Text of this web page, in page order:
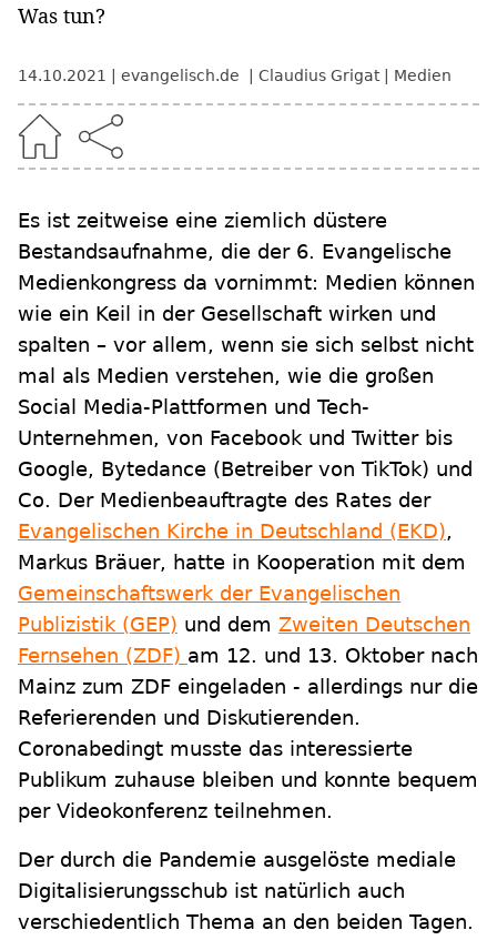
Was tun?
14.10.2021 evangelisch.de Claudius Grigat Medien
Es ist zeitweise eine ziemlich düstere
Bestandsaufnahme, die der 6. Evangelische
Medienkongress da vornimmt: Medien können
wie ein Keil in der Gesellschaft wirken und
spalten – vor allem, wenn sie sich selbst nicht
mal als Medien verstehen, wie die großen
Social Media-Plattformen und Tech-
Unternehmen, von Facebook und Twitter bis
Google, Bytedance (Betreiber von TikTok) und
Co. Der Medienbeauftragte des Rates der
Evangelischen Kirche in Deutschland (EKD),
Markus Bräuer, hatte in Kooperation mit dem
Gemeinschaftswerk der Evangelischen
Publizistik (GEP) und dem Zweiten Deutschen
Fernsehen (ZDF) am 12. und 13. Oktober nach
Mainz zum ZDF eingeladen - allerdings nur die
Referierenden und Diskutierenden.
Coronabedingt musste das interessierte
Publikum zuhause bleiben und konnte bequem
per Videokonferenz teilnehmen.
Der durch die Pandemie ausgelöste mediale
Digitalisierungsschub ist natürlich auch
verschiedentlich Thema an den beiden Tagen.